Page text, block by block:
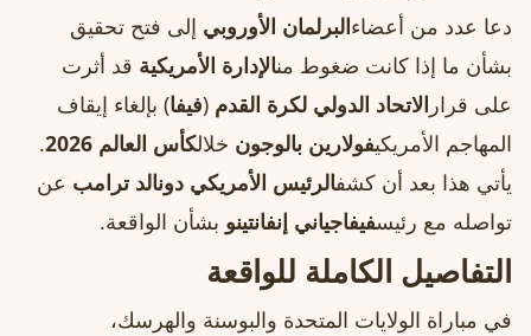
دعا عدد من أعضاءالبرلمان الأوروبي إلى فتح تحقيق
بشأن ما إذا كانت ضغوط منالإدارة الأمريكية قد أثرت
على قرار الاتحاد الدولي لكرة القدم (فيفا) بإلغاء إيقاف
المهاجم الأمريكيفولارين بالوجون خلالكأس العالم 2026
.
يأتي هذا بعد أن كشفالرئيس الأمريكي دونالد ترامب عن
تواصله مع رئيسفيفاجياني إنفانتينو بشأن الواقعة.
التفاصيل الكاملة للواقعة
في مباراة الولايات المتحدة والبوسنة والهرسك،